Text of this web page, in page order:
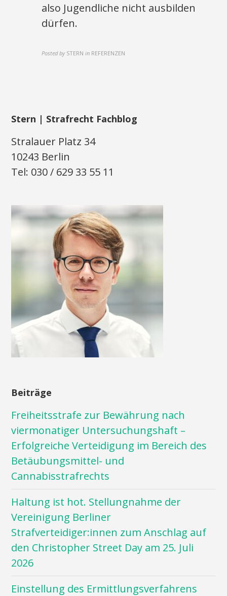
also Jugendliche nicht ausbilden
dürfen.
Posted by STERN in REFERENZEN
Stern | Strafrecht Fachblog
Stralauer Platz 34
10243 Berlin
Tel: 030 / 629 33 55 11
Beiträge
Freiheitsstrafe zur Bewährung nach
viermonatiger Untersuchungshaft –
Erfolgreiche Verteidigung im Bereich des
Betäubungsmittel- und
Cannabisstrafrechts
Haltung ist hot. Stellungnahme der
Vereinigung Berliner
Strafverteidiger:innen zum Anschlag auf
den Christopher Street Day am 25. Juli
2026
Einstellung des Ermittlungsverfahrens